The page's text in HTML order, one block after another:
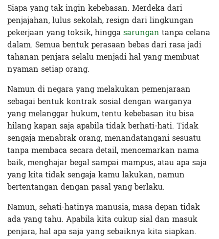
Siapa yang tak ingin kebebasan. Merdeka dari
penjajahan, lulus sekolah, resign dari lingkungan
pekerjaan yang toksik, hinggasarungan tanpa celana
dalam. Semua bentuk perasaan bebas dari rasa jadi
tahanan penjara selalu menjadi hal yang membuat
nyaman setiap orang.
Namun di negara yang melakukan pemenjaraan
sebagai bentuk kontrak sosial dengan warganya
yang melanggar hukum, tentu kebebasan itu bisa
hilang kapan saja apabila tidak berhati-hati. Tidak
sengaja menabrak orang, menandatangani sesuatu
tanpa membaca secara detail, mencemarkan nama
baik, menghajar begal sampai mampus, atau apa saja
yang kita tidak sengaja kamu lakukan, namun
bertentangan dengan pasal yang berlaku.
Namun, sehati-hatinya manusia, masa depan tidak
ada yang tahu. Apabila kita cukup sial dan masuk
penjara, hal apa saja yang sebaiknya kita siapkan.